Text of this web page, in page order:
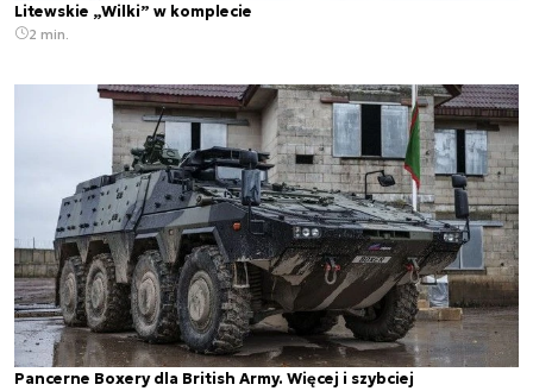
Litewskie „Wilki” w komplecie
2 min.
Pancerne Boxery dla British Army. Więcej i szybciej